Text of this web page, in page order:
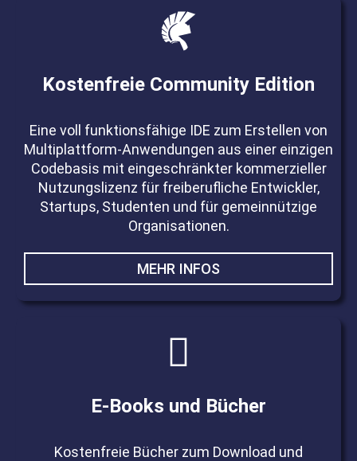
Kostenfreie Community Edition
Eine voll funktionsfähige IDE zum Erstellen von
Multiplattform-Anwendungen aus einer einzigen
Codebasis mit eingeschränkter kommerzieller
Nutzungslizenz für freiberufliche Entwickler,
Startups, Studenten und für gemeinnützige
Organisationen.
MEHR INFOS
E-Books und Bücher
Kostenfreie Bücher zum Download und